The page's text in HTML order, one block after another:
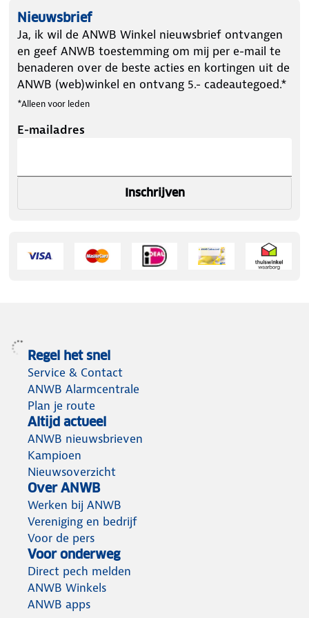
Nieuwsbrief
Ja, ik wil de ANWB Winkel nieuwsbrief ontvangen
en geef ANWB toestemming om mij per e-mail te
benaderen over de beste acties en kortingen uit de
ANWB (web)winkel en ontvang 5.- cadeautegoed.*
*Alleen voor leden
E-mailadres
Inschrijven
Regel het snel
Service & Contact
ANWB Alarmcentrale
Plan je route
Altijd actueel
ANWB nieuwsbrieven
Kampioen
Nieuwsoverzicht
Over ANWB
Werken bij ANWB
Vereniging en bedrijf
Voor de pers
Voor onderweg
Direct pech melden
ANWB Winkels
ANWB apps